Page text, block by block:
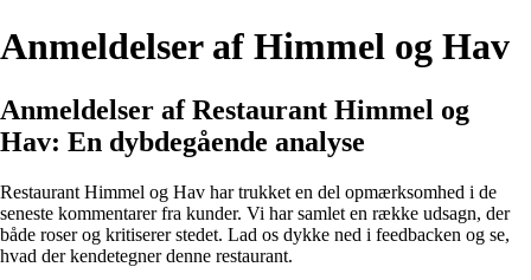
Anmeldelser af Himmel og Hav
Anmeldelser af Restaurant Himmel og
Hav: En dybdegående analyse
Restaurant Himmel og Hav har trukket en del opmærksomhed i de
seneste kommentarer fra kunder. Vi har samlet en række udsagn, der
både roser og kritiserer stedet. Lad os dykke ned i feedbacken og se,
hvad der kendetegner denne restaurant.